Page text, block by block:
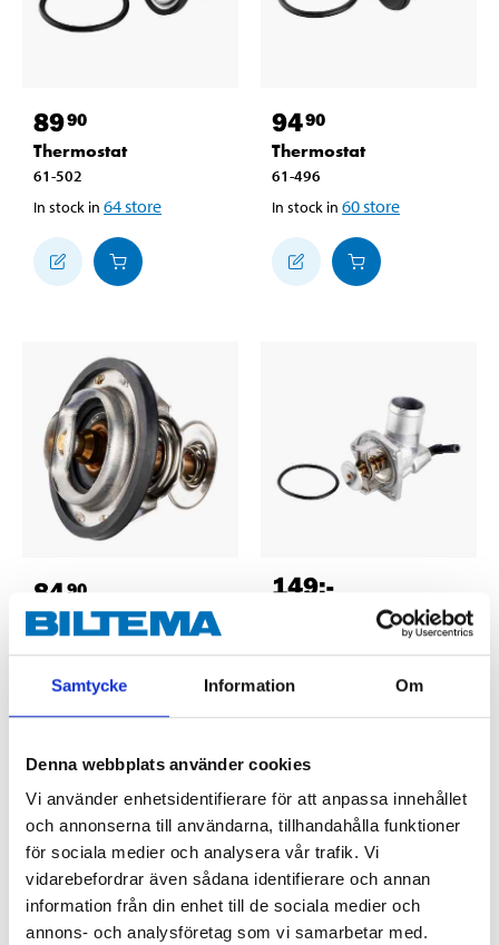
Samtycke Information Om
Denna webbplats använder cookies
Vi använder enhetsidentifierare för att anpassa innehållet
och annonserna till användarna, tillhandahålla funktioner
för sociala medier och analysera vår trafik. Vi
vidarebefordrar även sådana identifierare och annan
information från din enhet till de sociala medier och
annons- och analysföretag som vi samarbetar med.
8990
Thermostat
61-502
In stock in 64store
9490
Thermostat
61-496
In stock in 60store
84 90
Thermostat
In stock in
61
149:-